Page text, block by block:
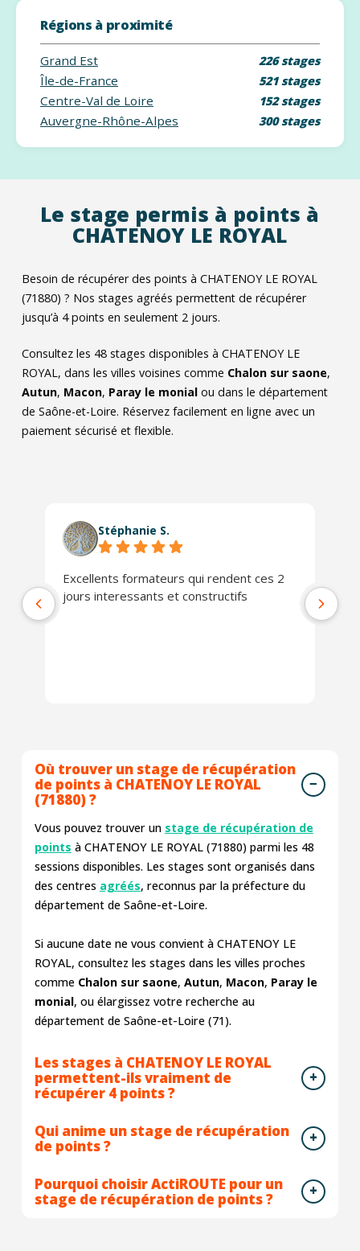
Régions à proximité
Grand Est 226 stages
Île-de-France 521 stages
Centre-Val de Loire 152 stages
Auvergne-Rhône-Alpes 300 stages
Le stage permis à points à
CHATENOY LE ROYAL
Besoin de récupérer des points à CHATENOY LE ROYAL
(71880) ? Nos stages agréés permettent de récupérer
jusqu’à 4 points en seulement 2 jours.
Consultez les 48stages disponibles à CHATENOY LE
ROYAL, dans les villes voisines comme Chalon sur saone,
Autun, Macon, Paray le monialou dans le département
de Saône-et-Loire. Réservez facilement en ligne avec un
paiement sécurisé et flexible.
Stéphanie S.
Excellents formateurs qui rendent ces 2
jours interessants et constructifs
Où trouver un stage de récupération
de points à CHATENOY LE ROYAL
(71880) ?
Vous pouvez trouver un stage de récupération de
points à CHATENOY LE ROYAL (71880) parmi les 48
sessions disponibles. Les stages sont organisés dans
des centres agréés, reconnus par la préfecture du
département de Saône-et-Loire.
Si aucune date ne vous convient à CHATENOY LE
ROYAL, consultez les stages dans les villes proches
comme Chalon sur saone, Autun, Macon, Paray le
monial, ou élargissez votre recherche au
département de Saône-et-Loire (71).
Les stages à CHATENOY LE ROYAL
permettent-ils vraiment de
récupérer 4 points ?
Qui anime un stage de récupération
de points ?
Pourquoi choisir ActiROUTE pour un
stage de récupération de points ?